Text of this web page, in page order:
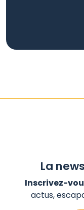
La
Inscrivez-
actus,